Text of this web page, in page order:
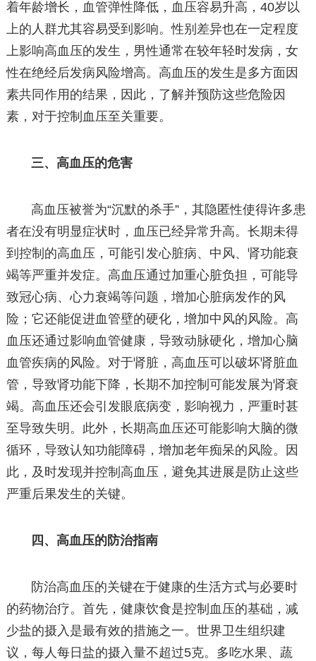
着年龄增长，血管弹性降低，血压容易升高，40岁以
上的人群尤其容易受到影响。性别差异也在一定程度
上影响高血压的发生，男性通常在较年轻时发病，女
性在绝经后发病风险增高。高血压的发生是多方面因
素共同作用的结果，因此，了解并预防这些危险因
素，对于控制血压至关重要。
三、高血压的危害
高血压被誉为“沉默的杀手”，其隐匿性使得许多患
者在没有明显症状时，血压已经异常升高。长期未得
到控制的高血压，可能引发心脏病、中风、肾功能衰
竭等严重并发症。高血压通过加重心脏负担，可能导
致冠心病、心力衰竭等问题，增加心脏病发作的风
险；它还能促进血管壁的硬化，增加中风的风险。高
血压还通过影响血管健康，导致动脉硬化，增加心脑
血管疾病的风险。对于肾脏，高血压可以破坏肾脏血
管，导致肾功能下降，长期不加控制可能发展为肾衰
竭。高血压还会引发眼底病变，影响视力，严重时甚
至导致失明。此外，长期高血压还可能影响大脑的微
循环，导致认知功能障碍，增加老年痴呆的风险。因
此，及时发现并控制高血压，避免其进展是防止这些
严重后果发生的关键。
四、高血压的防治指南
防治高血压的关键在于健康的生活方式与必要时
的药物治疗。首先，健康饮食是控制血压的基础，减
少盐的摄入是最有效的措施之一。世界卫生组织建
议，每人每日盐的摄入量不超过5克。多吃水果、蔬